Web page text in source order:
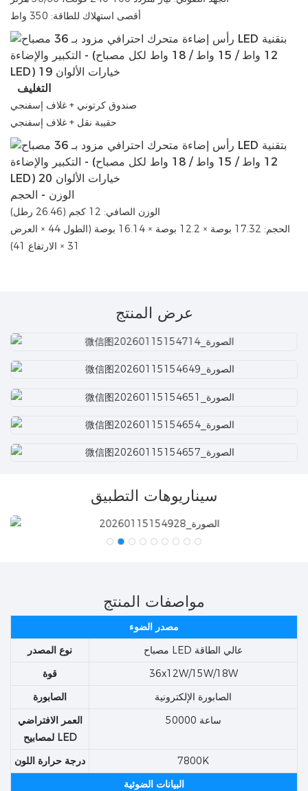
أقصى استهلاك للطاقة: 350 واط
التغليف
صندوق كرتوني + غلاف إسفنجي
حقيبة نقل + غلاف إسفنجي
الوزن - الحجم
الوزن الصافي: 12 كجم (26.46 رطل)
الحجم: 17.32 بوصة × 12.2 بوصة × 16.14 بوصة (الطول 44 × العرض
31 × الارتفاع 41)
عرض المنتج
سيناريوهات التطبيق
مواصفات المنتج
مصدر الضوء
نوع المصدر
مصباح LED عالي الطاقة
قوة
36x12W/15W/18W
الصابورة
الصابورة الإلكترونية
العمر الافتراضي
لمصابيح LED
50000 ساعة
درجة حرارة اللون
7800K
البيانات الضوئية